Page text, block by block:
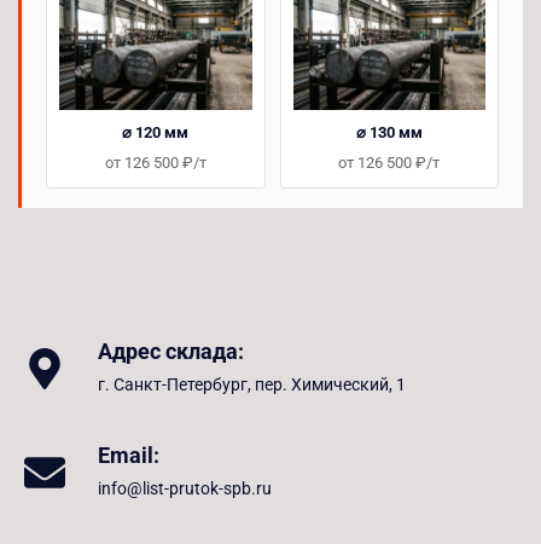
⌀ 120 мм
от 126 500 ₽/т
⌀ 130 мм
от 126 500 ₽/т
Адрес склада:
г. Санкт-Петербург, пер. Химический, 1
Email:
info@list-prutok-spb.ru